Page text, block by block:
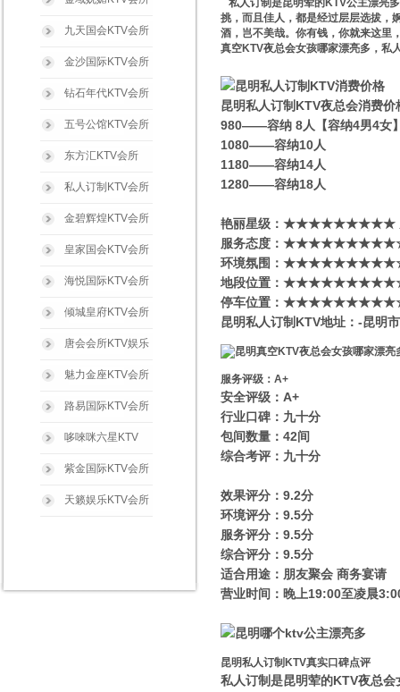
私人订制是昆明荤的KTV公主漂亮
挑，而且佳人，都是经过层层选拔，
酒，岂不美哉。你有钱，你就来这里
真空KTV夜总会女孩哪家漂亮多，私
昆明私人订制KTV夜总会消费价
980——容纳 8人【容纳4男4女
1080——容纳10人
1180——容纳14人
1280——容纳18人
艳丽星级​‌‌：★★★★★★★★★
服务态度：★★★★★★★★★☆
环境氛围：★★★★★★★★★☆
地段位置：★★★★★★★★★☆
停车位置：★★★★★★★★★☆
昆明私人订制KTV地址：-昆明
服务评级：A+
安全评级：A+
行业口碑：九十分
包间数量：42间
综合考评：九十分
效果评分：9.2分
环境评分：9.5分
服务评分：9.5分
综合评分：9.5分
适合用途：朋友聚会 商务宴请
营业时间：晚上19:00至凌晨
昆明私人订制KTV真实口碑点评
私人订制是昆明荤的KTV夜总
九天国会KTV会所
金沙国际KTV会所
钻石年代KTV会所
五号公馆KTV会所
东方汇KTV会所
私人订制KTV会所
金碧辉煌KTV会所
皇家国会KTV会所
海悦国际KTV会所
倾城皇府KTV会所
唐会会所KTV娱乐
魅力金座KTV会所
路易国际KTV会所
哆唻咪六星KTV
紫金国际KTV会所
天籁娱乐KTV会所